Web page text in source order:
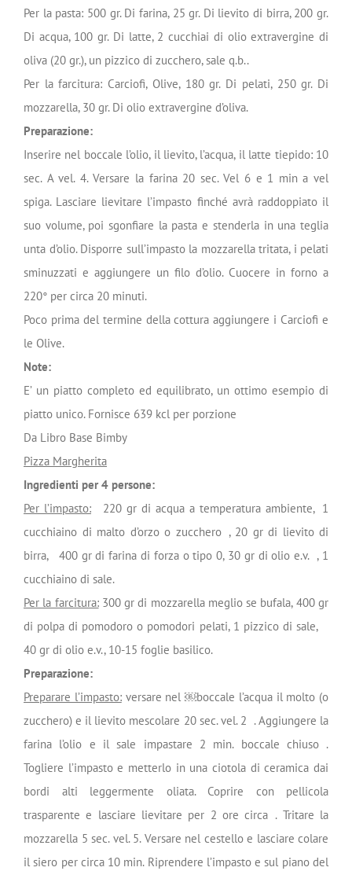
Per la pasta: 500 gr. Di farina, 25 gr. Di lievito di birra, 200 gr.
Di acqua, 100 gr. Di latte, 2 cucchiai di olio extravergine di
oliva (20 gr.), un pizzico di zucchero, sale q.b..
Per la farcitura: Carciofi, Olive, 180 gr. Di pelati, 250 gr. Di
mozzarella, 30 gr. Di olio extravergine d’oliva.
Preparazione:
Inserire nel boccale l’olio, il lievito, l’acqua, il latte tiepido: 10
sec. A vel. 4. Versare la farina 20 sec. Vel 6 e 1 min a vel
spiga. Lasciare lievitare l’impasto finché avrà raddoppiato il
suo volume, poi sgonfiare la pasta e stenderla in una teglia
unta d’olio. Disporre sull’impasto la mozzarella tritata, i pelati
sminuzzati e aggiungere un filo d’olio. Cuocere in forno a
220° per circa 20 minuti.
Poco prima del termine della cottura aggiungere i Carciofi e
le Olive.
Note:
E’ un piatto completo ed equilibrato, un ottimo esempio di
piatto unico. Fornisce 639 kcl per porzione
Da Libro Base Bimby
Pizza Margherita
Ingredienti per 4 persone:
Per l’impasto: 220 gr di acqua a temperatura ambiente, 1
cucchiaino di malto d’orzo o zucchero , 20 gr di lievito di
birra, 400 gr di farina di forza o tipo 0, 30 gr di olio e.v. , 1
cucchiaino di sale.
Per la farcitura:300 gr di mozzarella meglio se bufala, 400 gr
di polpa di pomodoro o pomodori pelati, 1 pizzico di sale,
40 gr di olio e.v., 10-15 foglie basilico.
Preparazione:
Preparare l’impasto:versare nel ￼boccale l’acqua il molto (o
zucchero) e il lievito mescolare 20 sec. vel. 2 . Aggiungere la
farina l’olio e il sale impastare 2 min. boccale chiuso .
Togliere l’impasto e metterlo in una ciotola di ceramica dai
bordi alti leggermente oliata. Coprire con pellicola
trasparente e lasciare lievitare per 2 ore circa . Tritare la
mozzarella 5 sec. vel. 5. Versare nel cestello e lasciare colare
il siero per circa 10 min. Riprendere l’impasto e sul piano del